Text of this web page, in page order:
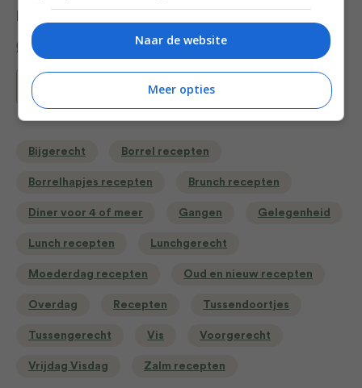
Bewaar recept
Bijgerecht Borrel recepten
Borrelhapjes recepten Brunch recepten
Diner voor 4 of meer Gangen Gelegenheid
Lunch recepten Lunchgerecht
Moederdag recepten Oud en nieuw recepten
Overdag Recepten Tussendoortjes
Tussengerecht Vis Voorgerecht
Vrijdag Visdag Zalm recepten
Naar de website
Meer opties